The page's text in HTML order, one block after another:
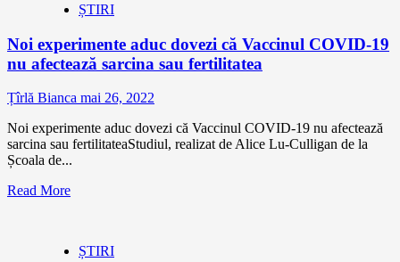
ȘTIRI
Noi experimente aduc dovezi că Vaccinul COVID-19
nu afectează sarcina sau fertilitatea
Țîrlă Bianca mai 26, 2022
Noi experimente aduc dovezi că Vaccinul COVID-19 nu afectează
sarcina sau fertilitateaStudiul, realizat de Alice Lu-Culligan de la
Școala de...
Read More
ȘTIRI